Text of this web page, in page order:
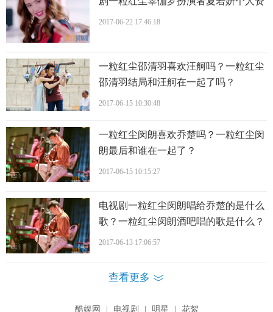
料、写真、生活照欣赏
2017-06-22 17:46:18
一粒红尘邵清羽喜欢汪舸吗？一粒红尘
邵清羽结局和汪舸在一起了吗？
2017-06-15 10:30:48
一粒红尘闵朗喜欢乔楚吗？一粒红尘闵
朗最后和谁在一起了？
2017-06-15 10:15:27
电视剧一粒红尘闵朗唱给乔楚的是什么
歌？一粒红尘闵朗酒吧唱的歌是什么？
一粒红尘乔楚新换的手机铃声是什么？
2017-06-13 17:06:57
查看更多
酷娱网 电视剧 明星 花絮